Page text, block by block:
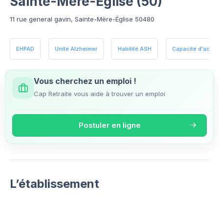
11 rue general gavin, Sainte-Mère-Église 50480
EHPAD Unité Alzheimer Habilité ASH Capacité
Vous cherchez un emploi !
Cap Retraite vous aide à trouver un emploi
Postuler en ligne
L’établissement